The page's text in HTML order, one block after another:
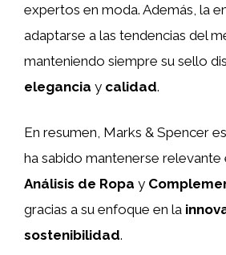
expertos en moda. Además, la
adaptarse a las tendencias del
manteniendo siempre su sello
elegancia y calidad.
En resumen, Marks & Spencer
ha sabido mantenerse relevante
Análisis de Ropa y
gracias a su enfoque en la
sostenibilidad.